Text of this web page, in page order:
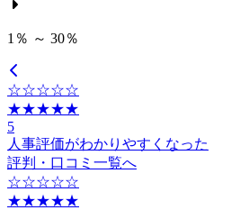
1％ ～ 30％
☆☆☆☆☆
★★★★★
5
人事評価がわかりやすくなった
評判・口コミ一覧へ
☆☆☆☆☆
★★★★★